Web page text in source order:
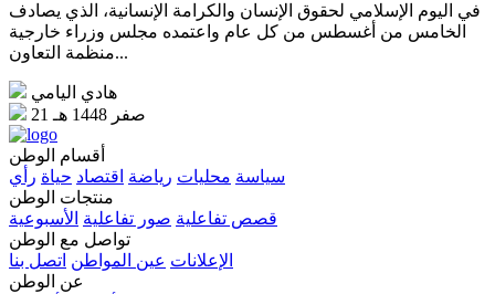
في اليوم الإسلامي لحقوق الإنسان والكرامة الإنسانية، الذي يصادف
الخامس من أغسطس من كل عام واعتمده مجلس وزراء خارجية
منظمة التعاون...
هادي اليامي
21 صفر 1448 هـ
أقسام الوطن
سياسة محليات رياضة اقتصاد حياة رأي
منتجات الوطن
قصص تفاعلية صور تفاعلية الأسبوعية
تواصل مع الوطن
الإعلانات عين المواطن اتصل بنا
عن الوطن